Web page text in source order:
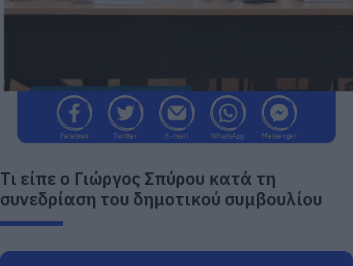
Facebook Twitter E-mail WhatsApp Messenger
Τι είπε ο Γιώργος Σπύρου κατά τη
συνεδρίαση του δημοτικού συμβουλίου